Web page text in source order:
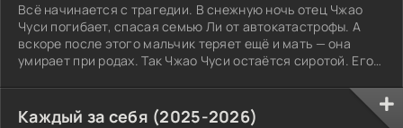
Всё начинается с трагедии. В снежную ночь отец Чжао
Чуси погибает, спасая семью Ли от автокатастрофы. А
вскоре после этого мальчик теряет ещё и мать — она
умирает при родах. Так Чжао Чуси остаётся сиротой. Его
Каждый за себя (2025-2026)